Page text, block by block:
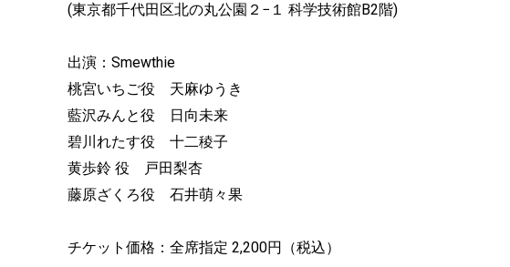
(東京都千代田区北の丸公園２−１ 科学技術館B2階)
出演：Smewthie
桃宮いちご役 天麻ゆうき
藍沢みんと役 日向未来
碧川れたす役 十二稜子
黄歩鈴 役 戸田梨杏
藤原ざくろ役 石井萌々果
チケット価格：全席指定 2,200円（税込）